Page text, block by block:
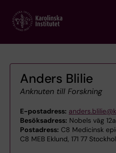
main
Anders Blilie
Anknuten till Forskning
E-postadress:
Besöksadress: Nobels väg
Postadress: C8 Medicinsk
C8 MEB Eklund, 171 77